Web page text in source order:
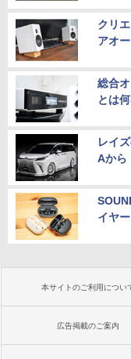
クリ
アオ
総合
とは
レイ
Aから
イヤ
本サイトのご利用につい
広告掲載のご案内